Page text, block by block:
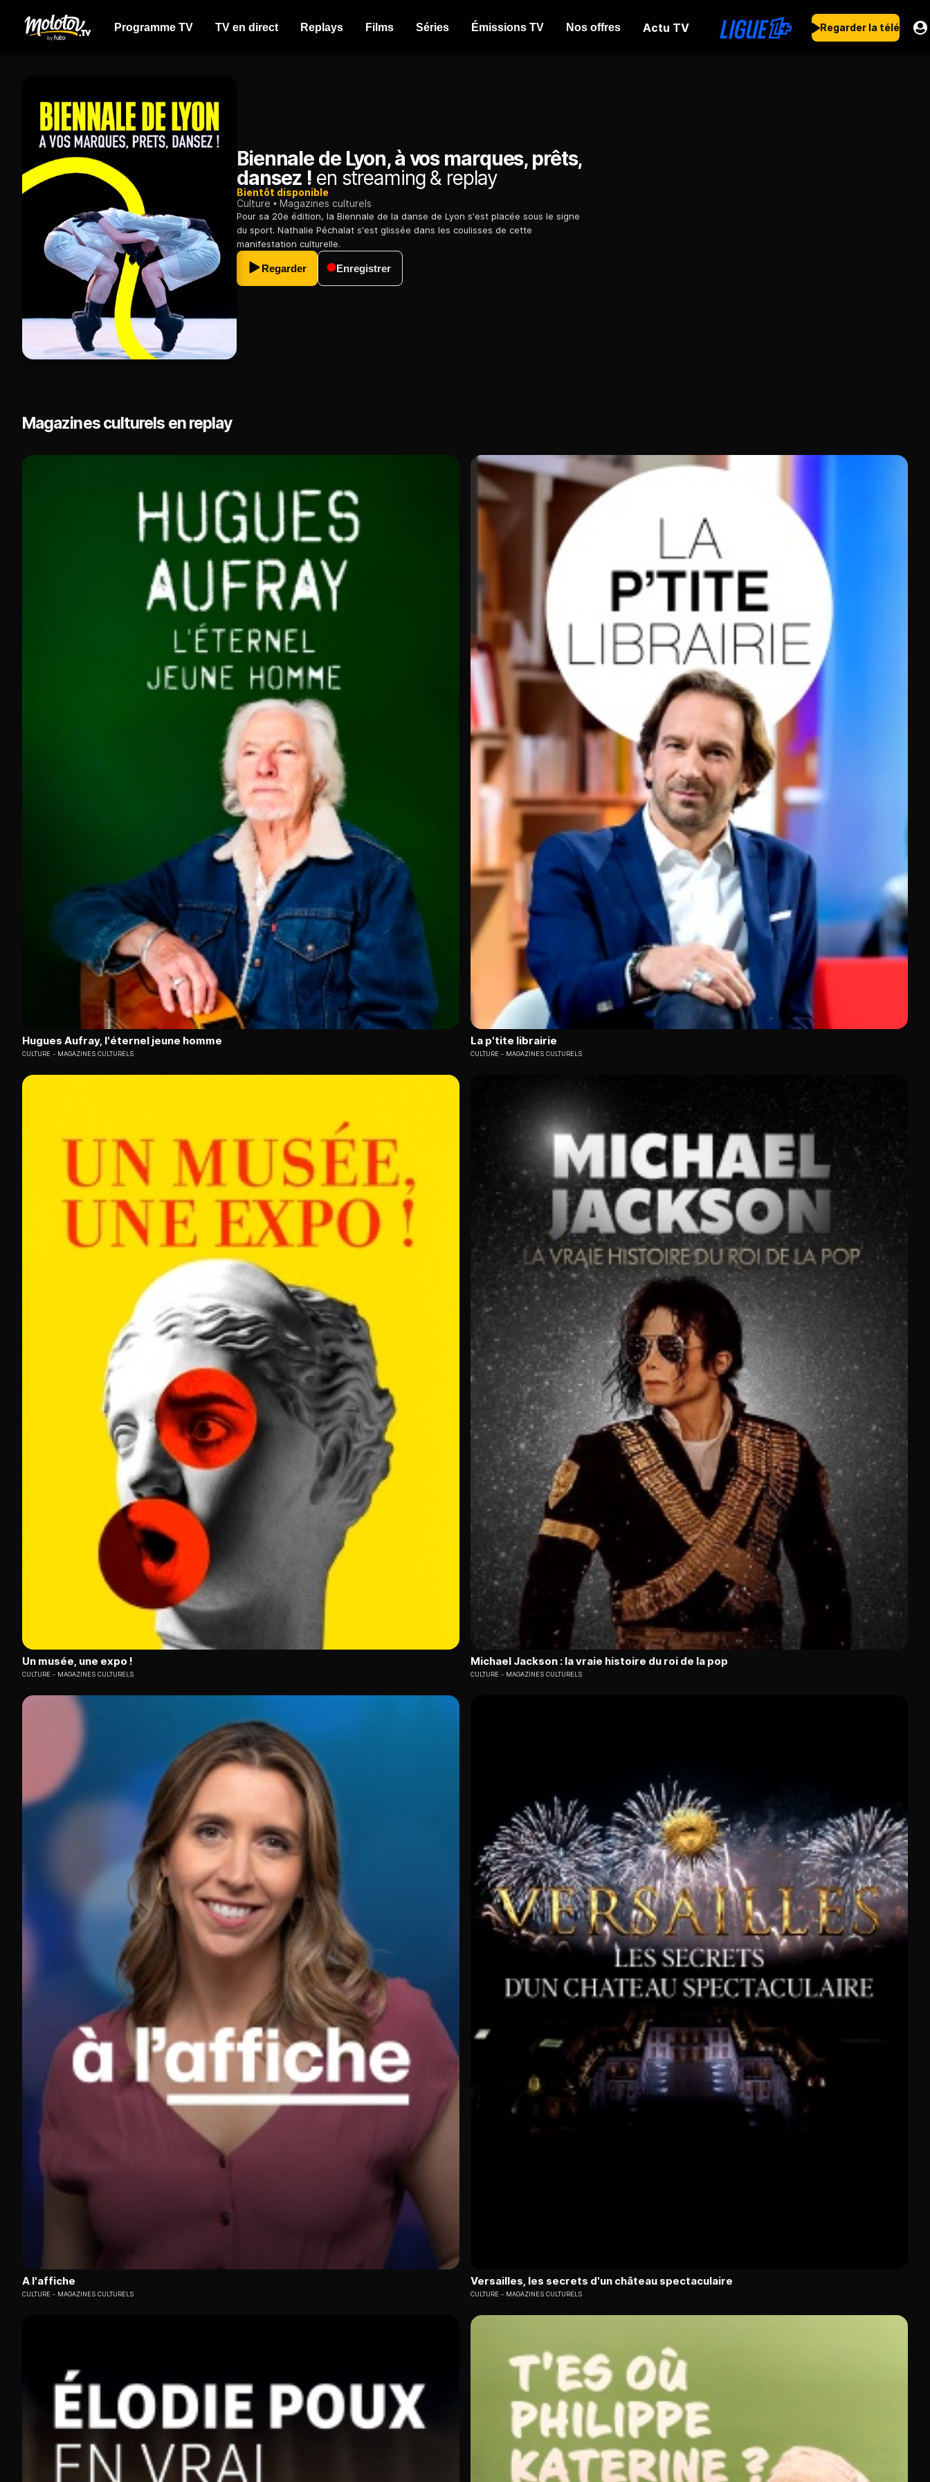
Programme TV TV en direct Replays Films Séries Émissions TV Nos offres Actu TV Regarder la télé
Biennale de Lyon, à vos marques, prêts,
dansez ! en streaming & replay
Bientôt disponible
Culture
Magazines culturels
Pour sa 20e édition, la Biennale de la danse de Lyon s'est placée sous le signe
du sport. Nathalie Péchalat s'est glissée dans les coulisses de cette
manifestation culturelle.
Regarder Enregistrer
Magazines culturels en replay
Hugues Aufray, l'éternel jeune homme
CULTURE MAGAZINES CULTURELS
La p'tite librairie
CULTURE MAGAZINES CULTURELS
Un musée, une expo !
CULTURE MAGAZINES CULTURELS
Michael Jackson : la vraie histoire du roi de la pop
CULTURE MAGAZINES CULTURELS
A l'affiche
CULTURE MAGAZINES CULTURELS
Versailles, les secrets d'un château spectaculaire
CULTURE MAGAZINES CULTURELS